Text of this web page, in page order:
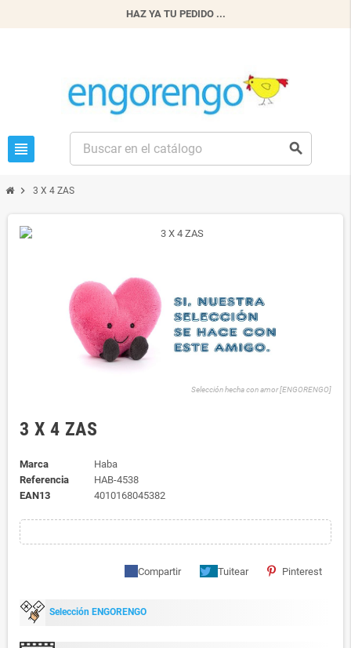
HAZ YA TU PEDIDO ...
view_headline search
chevron_right 3 X 4 ZAS
Selección hecha con amor [ENGORENGO]
3 X 4 ZAS
Marca
Haba
Referencia
HAB-4538
EAN13
4010168045382
Compartir Tuitear Pinterest
Selección ENGORENGO